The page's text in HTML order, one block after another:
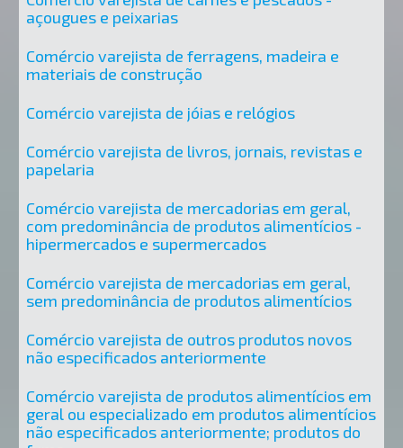
açougues e peixarias
Comércio varejista de ferragens, madeira e
materiais de construção
Comércio varejista de jóias e relógios
Comércio varejista de livros, jornais, revistas e
papelaria
Comércio varejista de mercadorias em geral,
com predominância de produtos alimentícios -
hipermercados e supermercados
Comércio varejista de mercadorias em geral,
sem predominância de produtos alimentícios
Comércio varejista de outros produtos novos
não especificados anteriormente
Comércio varejista de produtos alimentícios em
geral ou especializado em produtos alimentícios
não especificados anteriormente; produtos do